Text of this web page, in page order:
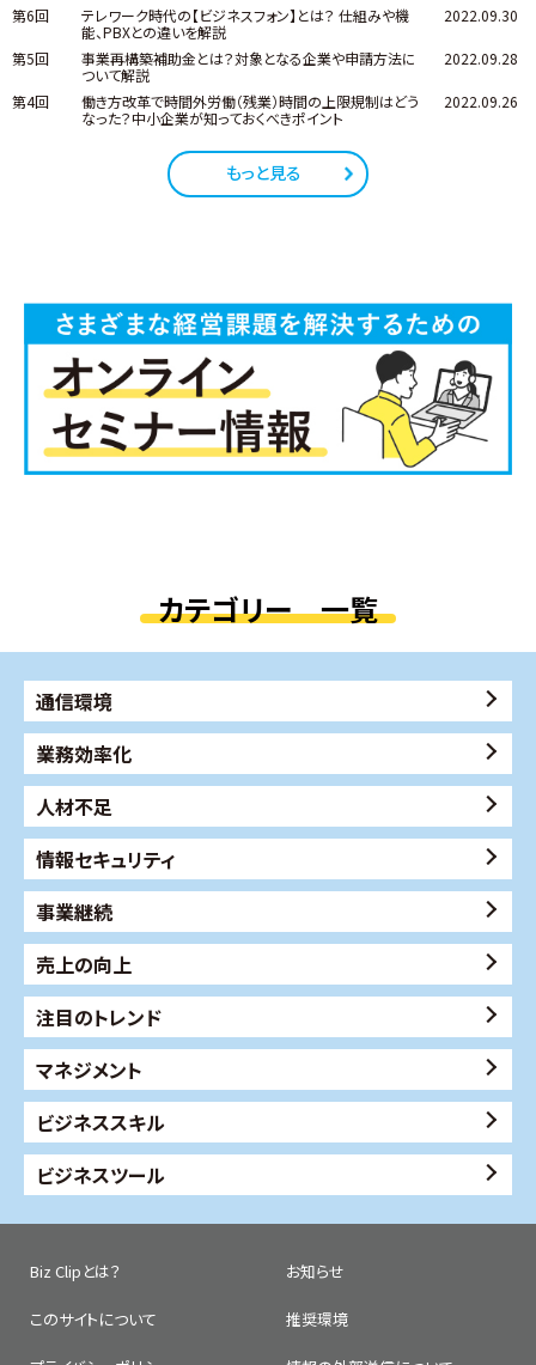
第6回
テレワーク時代の【ビジネスフォン】とは？ 仕組みや機
能、PBXとの違いを解説
2022.09.30
第5回
事業再構築補助金とは？対象となる企業や申請方法に
ついて解説
2022.09.28
第4回
働き方改革で時間外労働（残業）時間の上限規制はどう
なった？中小企業が知っておくべきポイント
2022.09.26
もっと見る
カテゴリー 一覧
通信環境
業務効率化
人材不足
情報セキュリティ
事業継続
売上の向上
注目のトレンド
マネジメント
ビジネススキル
ビジネスツール
Biz Clipとは？ お知らせ
このサイトについて 推奨環境